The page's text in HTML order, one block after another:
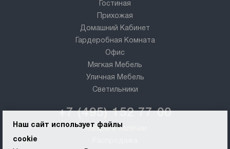
Гостиная
Прихожая
Домашний Кабинет
Гардеробная Комната
Офис
Мягкая Мебель
Уличная Мебель
Светильники
+7 (495) 152 77 00
Товары в наличии
Наш сайт использует файлы
cookie